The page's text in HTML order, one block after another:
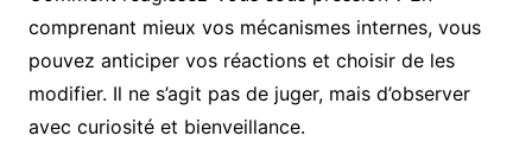
comprenant mieux vos mécanismes internes, vous
pouvez anticiper vos réactions et choisir de les
modifier. Il ne s’agit pas de juger, mais d’observer
avec curiosité et bienveillance.